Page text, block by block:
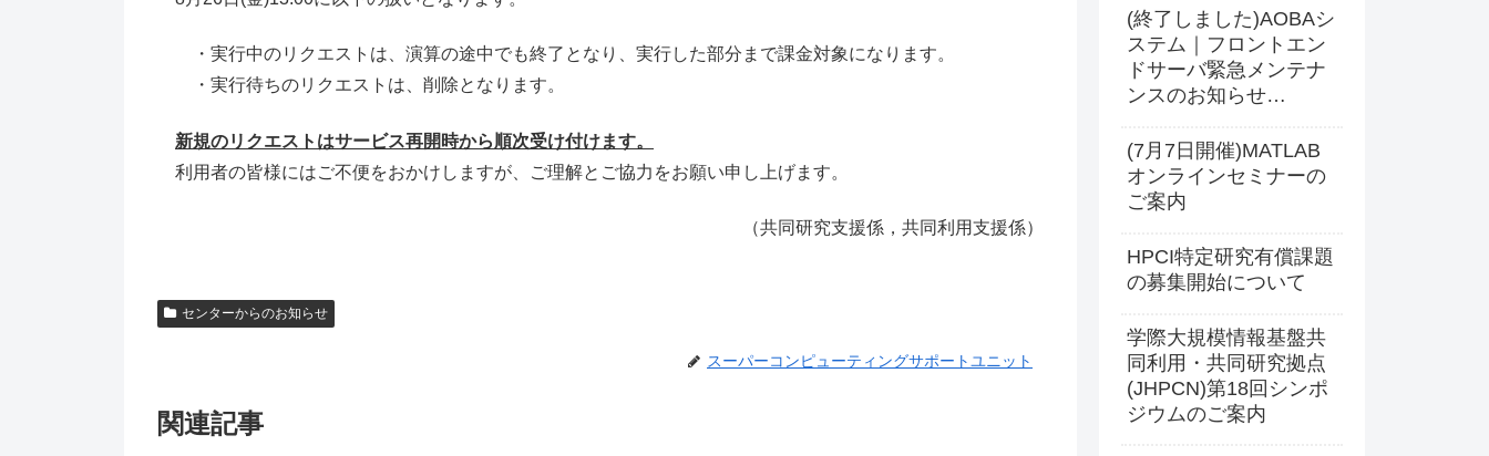
・実行中のリクエストは、演算の途中でも終了となり、実行した部分まで課金対象になります。
・実行待ちのリクエストは、削除となります。
新規のリクエストはサービス再開時から順次受け付けます。
利用者の皆様にはご不便をおかけしますが、ご理解とご協力をお願い申し上げます。
（共同研究支援係，共同利用支援係）
センターからのお知らせ
スーパーコンピューティングサポートユニット
関連記事
(終了しました)AOBAシ
ステム｜フロントエン
ドサーバ緊急メンテナ
ンスのお知らせ
(7月7日開催)MATLAB
オンラインセミナーの
ご案内
HPCI特定研究有償課題
の募集開始について
学際大規模情報基盤共
同利用・共同研究拠点
(JHPCN)第18回シンポ
ジウムのご案内